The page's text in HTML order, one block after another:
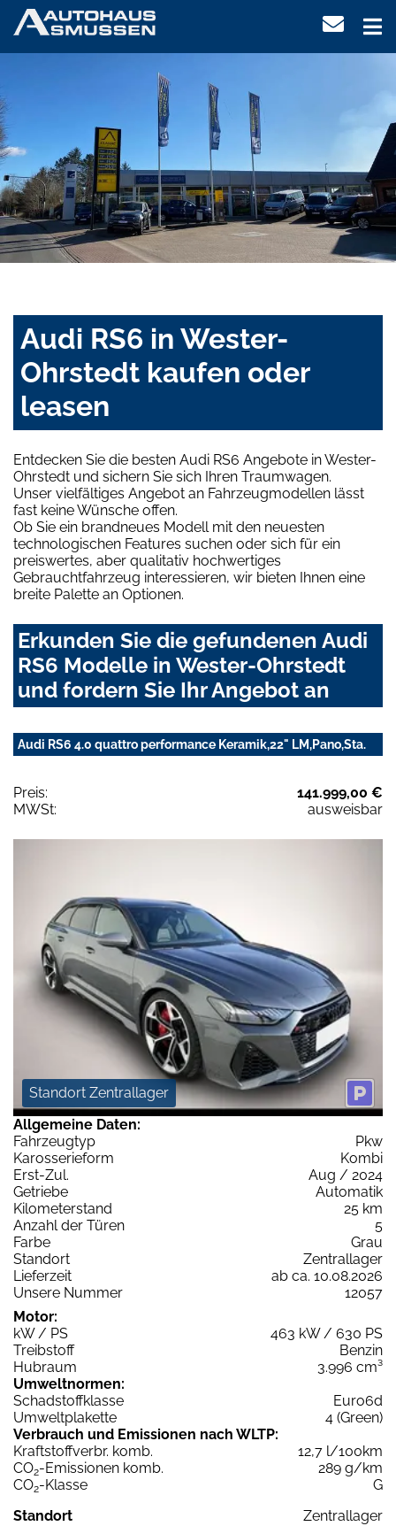
Audi RS6 in Wester-
Ohrstedt kaufen oder
leasen
Entdecken Sie die besten Audi RS6 Angebote in Wester-
Ohrstedt und sichern Sie sich Ihren Traumwagen.
Unser vielfältiges Angebot an Fahrzeugmodellen lässt
fast keine Wünsche offen.
Ob Sie ein brandneues Modell mit den neuesten
technologischen Features suchen oder sich für ein
preiswertes, aber qualitativ hochwertiges
Gebrauchtfahrzeug interessieren, wir bieten Ihnen eine
breite Palette an Optionen.
Erkunden Sie die gefundenen Audi
RS6 Modelle in Wester-Ohrstedt
und fordern Sie Ihr Angebot an
Audi RS6 4.0 quattro performance Keramik,22" LM,Pano,Sta.
Preis:
141.999,00 €
MWSt:
ausweisbar
Standort Zentrallager
Allgemeine Daten:
Fahrzeugtyp
Pkw
Karosserieform
Kombi
Erst-Zul.
Aug / 2024
Getriebe
Automatik
Kilometerstand
25 km
Anzahl der Türen
5
Farbe
Grau
Standort
Zentrallager
Lieferzeit
ab ca. 10.08.2026
Unsere Nummer
12057
Motor:
kW / PS
463 kW / 630 PS
Treibstoff
Benzin
Hubraum
3.996 cm³
Umweltnormen:
Schadstoffklasse
Euro6d
Umweltplakette
4 (Green)
Verbrauch und Emissionen nach WLTP:
Kraftstoffverbr. komb.
12,7 l/100km
CO2-Emissionen komb.
289 g/km
CO2-Klasse
G
Standort
Zentrallager